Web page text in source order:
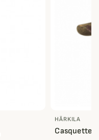
HÄRKILA
Casquette